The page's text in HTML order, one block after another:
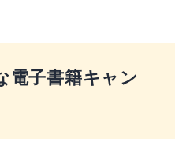
電子書籍キャン